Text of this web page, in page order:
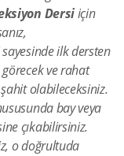
Dersiiçin
ilk dersten
görecek ve rahat
olabileceksiniz.
bay veya
çıkabilirsiniz.
o doğrultuda